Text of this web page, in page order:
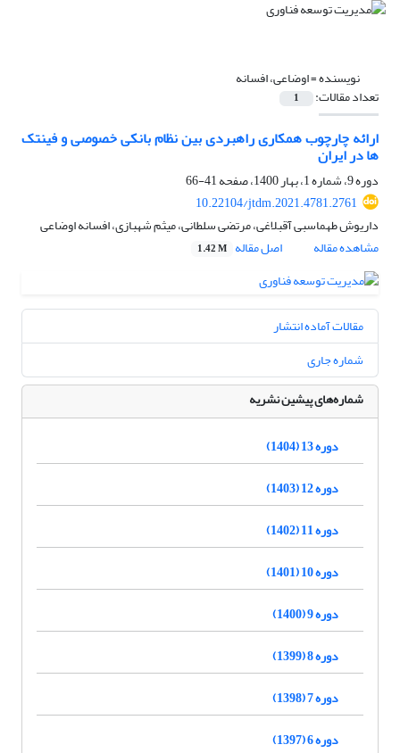
نویسنده =اوضاعی، افسانه
تعداد مقالات: 1
ارائه چارچوب همکاری راهبردی بین نظام بانکی خصوصی و فینتک
ها در ایران
دوره 9، شماره 1، بهار 1400، صفحه
41-66
10.22104/jtdm.2021.4781.2761
داریوش طهماسبی آقبلاغی، مرتضی سلطانی، میثم شهبازی، افسانه اوضاعی
مشاهده مقاله
اصل مقاله 1.42 M
مقالات آماده انتشار
شماره جاری
شماره‌های پیشین نشریه
دوره 13 (1404)
دوره 12 (1403)
دوره 11 (1402)
دوره 10 (1401)
دوره 9 (1400)
دوره 8 (1399)
دوره 7 (1398)
دوره 6 (1397)